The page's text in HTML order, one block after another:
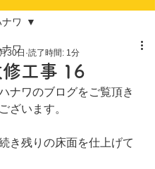
ナワ
ワ
工事 16
30日 読了時間: 1分
ナワのブログをご覧頂き
ざいます。
き残りの床面を仕上げて